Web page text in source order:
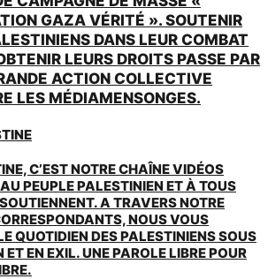
GAZA VÉRITÉ ». SOUTENIR
DANS LEUR COMBAT
LEURS DROITS PASSE PAR
ACTION COLLECTIVE
LES MÉDIAMENSONGES.
C’EST NOTRE CHAÎNE VIDÉOS
PEUPLE PALESTINIEN ET À TOUS
A TRAVERS NOTRE
NOUS VOUS
QUOTIDIEN DES PALESTINIENS SOUS
EN EXIL. UNE PAROLE LIBRE POUR